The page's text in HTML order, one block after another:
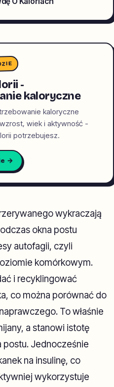
-
kaloryczne
kaloryczne
wiek i aktywność -
potrzebujesz.
→
wykraczają
okna postu
autofagii, czyli
komórkowym.
i recyklingować
co można porównać do
To właśnie
a stanowi istotę
postu. Jednocześnie
na insulinę, co
wykorzystuje